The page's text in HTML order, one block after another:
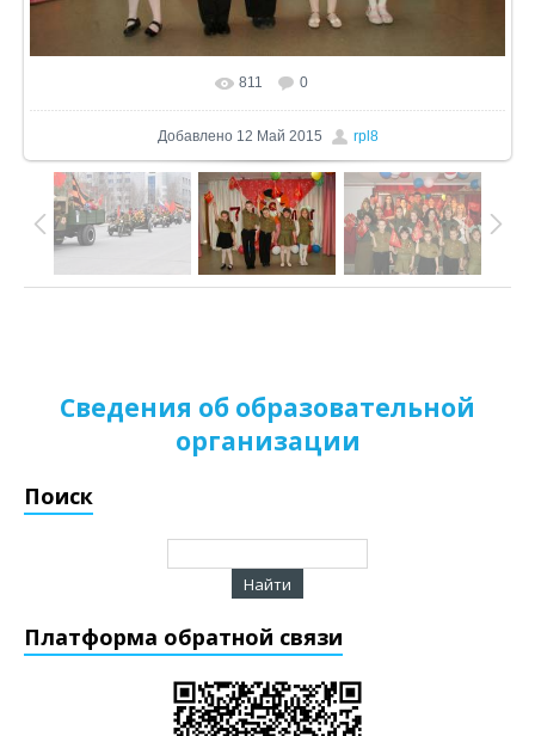
В реальном размере 1024x680
811 0
Добавлено12 Май 2015 rpl8
Сведения об образовательной
организации
Поиск
Платформа обратной связи